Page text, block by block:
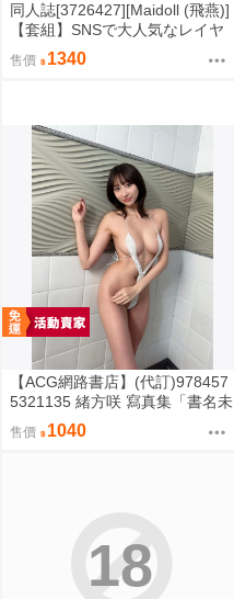
同人誌[3726427][Maidoll (飛燕)]
【套組】SNSで大人気なレイヤ
ーが私を誘ってオフパコの話。
～夜更かしの二次会セックス編
售價 1340
【ACG網路書店】(代訂)978457
5321135 緒方咲 寫真集「書名未
售價 1040
18